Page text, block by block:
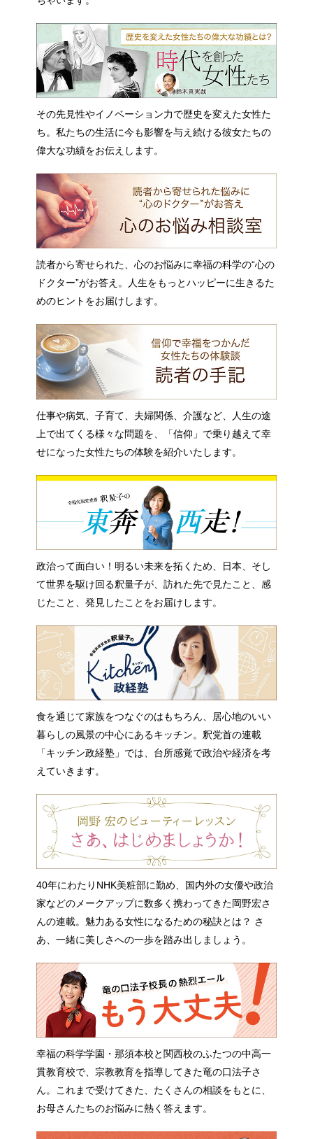
その先見性やイノベーション力で歴史を変えた女性た
ち。私たちの生活に今も影響を与え続ける彼女たちの
偉大な功績をお伝えします。
読者から寄せられた、心のお悩みに幸福の科学の“心の
ドクター”がお答え。人生をもっとハッピーに生きるた
めのヒントをお届けします。
仕事や病気、子育て、夫婦関係、介護など、人生の途
上で出てくる様々な問題を、「信仰」で乗り越えて幸
せになった女性たちの体験を紹介いたします。
政治って面白い！明るい未来を拓くため、日本、そし
て世界を駆け回る釈量子が、訪れた先で見たこと、感
じたこと、発見したことをお届けします。
食を通じて家族をつなぐのはもちろん、居心地のいい
暮らしの風景の中心にあるキッチン。釈党首の連載
「キッチン政経塾」では、台所感覚で政治や経済を考
えていきます。
40年にわたりNHK美粧部に勤め、国内外の女優や政治
家などのメークアップに数多く携わってきた岡野宏さ
んの連載。魅力ある女性になるための秘訣とは？ さ
あ、一緒に美しさへの一歩を踏み出しましょう。
幸福の科学学園・那須本校と関西校のふたつの中高一
貫教育校で、宗教教育を指導してきた竜の口法子さ
ん。これまで受けてきた、たくさんの相談をもとに、
お母さんたちのお悩みに熱く答えます。